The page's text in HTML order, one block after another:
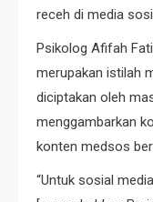
receh di media
Psikolog Afifah
merupakan istilah
diciptakan oleh
menggambarkan
konten medsos
“Untuk sosial